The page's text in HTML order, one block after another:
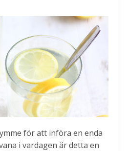
för att införa en enda
i vardagen är detta en